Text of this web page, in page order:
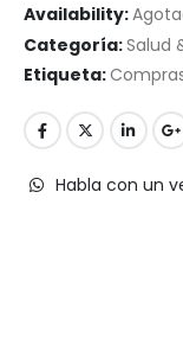
Availability:
Categoría:Salud
Etiqueta:
Habla con un